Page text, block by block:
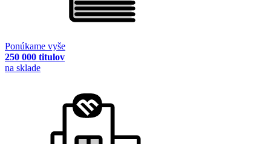
Ponúkame vyše
250 000 titulov
na sklade